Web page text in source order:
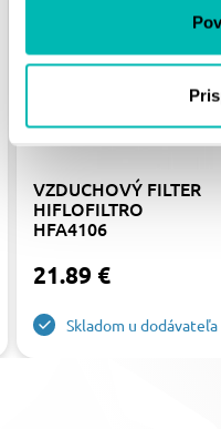
VZDUCHOVÝ FILTER
HIFLOFILTRO
HFA4106
21.89 €
Skladom u dodávateľa